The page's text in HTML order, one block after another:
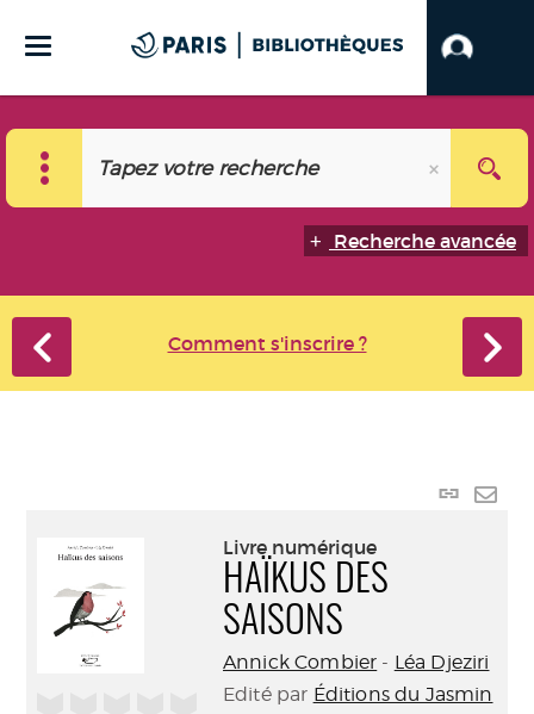
Recherche avancée
Comment s'inscrire ?
Lien
Livre numérique
HAÏKUS DES
SAISONS
Annick Combier - Léa Djeziri
Edité par Éditions du Jasmin